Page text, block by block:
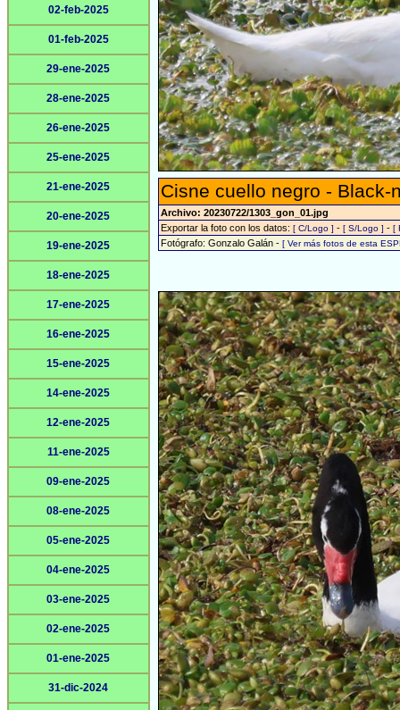
02-feb-2025
01-feb-2025
29-ene-2025
28-ene-2025
26-ene-2025
25-ene-2025
21-ene-2025
20-ene-2025
19-ene-2025
18-ene-2025
17-ene-2025
16-ene-2025
15-ene-2025
14-ene-2025
12-ene-2025
11-ene-2025
09-ene-2025
08-ene-2025
05-ene-2025
04-ene-2025
03-ene-2025
02-ene-2025
01-ene-2025
31-dic-2024
Cisne cuello negro -
Archivo: 20230722/1303_gon_01.jpg
Exportar la foto con los datos: [ C/Logo ] - [ S/Logo ] - [
Fotógrafo: Gonzalo Galán - [ Ver más fotos de esta